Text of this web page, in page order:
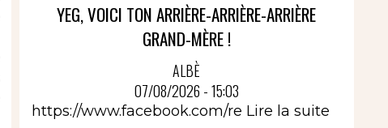
YEG, VOICI TON ARRIÈRE-ARRIÈRE-ARRIÈRE
GRAND-MÈRE !
ALBÈ
07/08/2026 - 15:03
https://www.facebook.com/re Lire la suite